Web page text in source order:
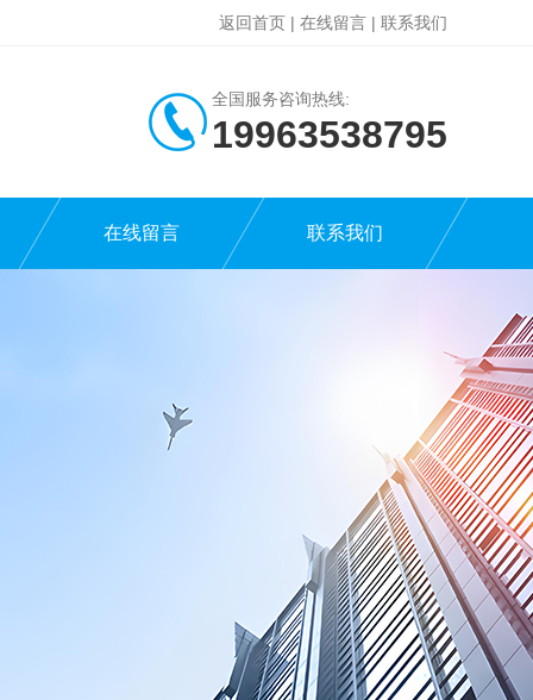
返回首页 | 在线留言 | 联系我们
全国服务咨询热线:
19963538795
在线留言 联系我们